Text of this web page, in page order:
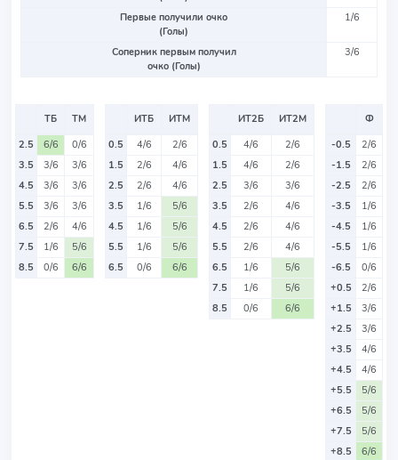
Первые получили очко
(Голы)
1/6
Соперник первым получил
очко (Голы)
3/6
ТБ
ТМ
2.5
6/6
0/6
3.5
3/6
3/6
4.5
3/6
3/6
5.5
3/6
3/6
6.5
2/6
4/6
7.5
1/6
5/6
8.5
0/6 6/6
ИТБ
ИТМ
0.5
4/6
2/6
1.5
2/6
4/6
2.5
2/6
4/6
3.5
1/6
5/6
4.5
1/6
5/6
5.5
1/6
5/6
6.5
0/6 6/6
ИТ2Б
ИТ2М
0.5
4/6
2/6
1.5
4/6
2/6
2.5
3/6
3/6
3.5
2/6
4/6
4.5
2/6
4/6
5.5
2/6
4/6
6.5
1/6
5/6
7.5
1/6
5/6
8.5
0/6 6/6
Ф
-0.5
2/6
-1.5
2/6
-2.5
2/6
-3.5
1/6
-4.5
1/6
-5.5
1/6
-6.5
0/6
+0.5
2/6
+1.5
3/6
+2.5
3/6
+3.5
4/6
+4.5
4/6
+5.5
5/6
+6.5
5/6
+7.5
5/6
+8.5
6/6